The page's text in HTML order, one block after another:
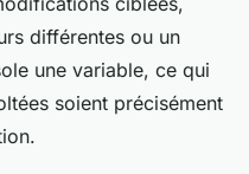
différentes ou un
une variable, ce qui
soient précisément